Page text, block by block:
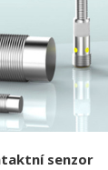
senzor